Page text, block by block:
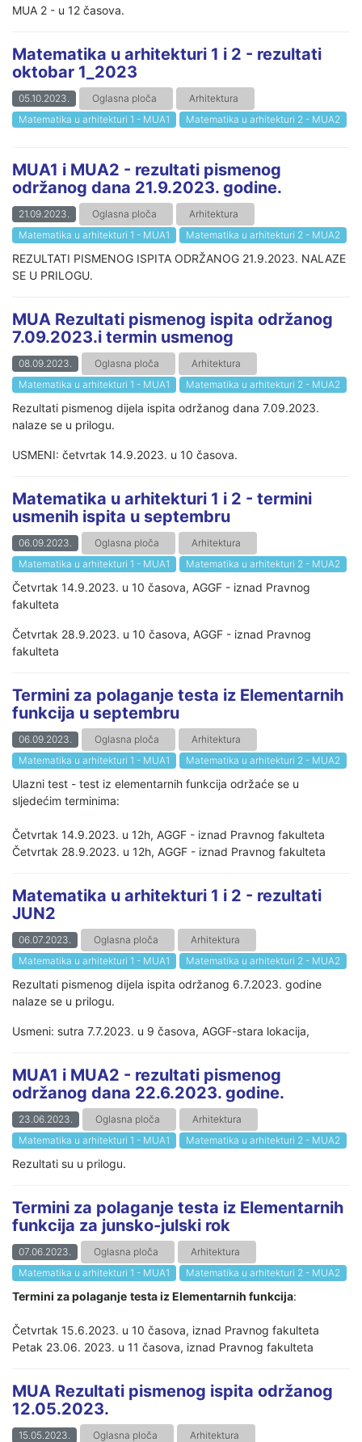
MUA 2 - u 12 časova.
Matematika u arhitekturi 1 i 2 - rezultati
oktobar 1_2023
05.10.2023. Oglasna ploča
Arhitektura
Matematika u arhitekturi 1 - MUA1
Matematika u arhitekturi 2 - MUA2
MUA1 i MUA2 - rezultati pismenog
održanog dana 21.9.2023. godine.
21.09.2023. Oglasna ploča
Arhitektura
Matematika u arhitekturi 1 - MUA1
Matematika u arhitekturi 2 - MUA2
REZULTATI PISMENOG ISPITA ODRŽANOG 21.9.2023. NALAZE
SE U PRILOGU.
MUA Rezultati pismenog ispita održanog
7.09.2023.i termin usmenog
08.09.2023. Oglasna ploča
Arhitektura
Matematika u arhitekturi 1 - MUA1
Matematika u arhitekturi 2 - MUA2
Rezultati pismenog dijela ispita održanog dana 7.09.2023.
nalaze se u prilogu.
USMENI: četvrtak 14.9.2023. u 10 časova.
Matematika u arhitekturi 1 i 2 - termini
usmenih ispita u septembru
06.09.2023. Oglasna ploča
Arhitektura
Matematika u arhitekturi 1 - MUA1
Matematika u arhitekturi 2 - MUA2
Četvrtak 14.9.2023. u 10 časova, AGGF - iznad Pravnog
fakulteta
Četvrtak 28.9.2023. u 10 časova, AGGF - iznad Pravnog
fakulteta
Termini za polaganje testa iz Elementarnih
funkcija u septembru
06.09.2023. Oglasna ploča
Arhitektura
Matematika u arhitekturi 1 - MUA1
Matematika u arhitekturi 2 - MUA2
Ulazni test - test iz elementarnih funkcija održaće se u
sljedećim terminima:
Četvrtak 14.9.2023. u 12h, AGGF - iznad Pravnog fakulteta
Četvrtak 28.9.2023. u 12h, AGGF - iznad Pravnog fakulteta
Matematika u arhitekturi 1 i 2 - rezultati
JUN2
06.07.2023. Oglasna ploča
Arhitektura
Matematika u arhitekturi 1 - MUA1
Matematika u arhitekturi 2 - MUA2
Rezultati pismenog dijela ispita održanog 6.7.2023. godine
nalaze se u prilogu.
Usmeni: sutra 7.7.2023. u 9 časova, AGGF-stara lokacija,
MUA1 i MUA2 - rezultati pismenog
održanog dana 22.6.2023. godine.
23.06.2023. Oglasna ploča
Arhitektura
Matematika u arhitekturi 1 - MUA1
Matematika u arhitekturi 2 - MUA2
Rezultati su u prilogu.
Termini za polaganje testa iz Elementarnih
funkcija za junsko-julski rok
07.06.2023. Oglasna ploča
Arhitektura
Matematika u arhitekturi 1 - MUA1
Matematika u arhitekturi 2 - MUA2
Termini za polaganje testa iz Elementarnih funkcija:
Četvrtak 15.6.2023. u 10 časova, iznad Pravnog fakulteta
Petak 23.06. 2023. u 11 časova, iznad Pravnog fakulteta
MUA Rezultati pismenog ispita održanog
12.05.2023.
15.05.2023. Oglasna ploča
Arhitektura